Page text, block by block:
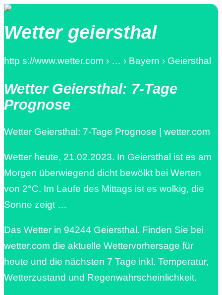
Wetter geiersthal
http s://www.wetter.com › … › Bayern › Geiersthal
Wetter Geiersthal: 7-Tage
Prognose
Wetter Geiersthal: 7-Tage Prognose | wetter.com
Wetter heute, 21.02.2023. In Geiersthal ist es am
Morgen überwiegend dicht bewölkt bei Werten
von 2°C. Im Laufe des Mittags ist es wolkig, die
Sonne zeigt …
Das Wetter in 94244 Geiersthal. Finden Sie bei
wetter.com die aktuelle Wettervorhersage für
heute und die nächsten 7 Tage inkl. Temperatur,
Wetterzustand und Regenwahrscheinlichkeit.